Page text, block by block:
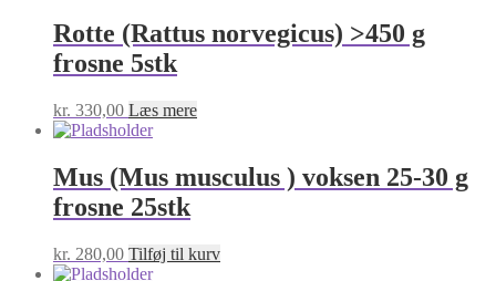
Rotte (Rattus norvegicus) >450 g
frosne 5stk
kr. 330,00 Læs mere
Mus (Mus musculus ) voksen 25-30 g
frosne 25stk
kr. 280,00 Tilføj til kurv